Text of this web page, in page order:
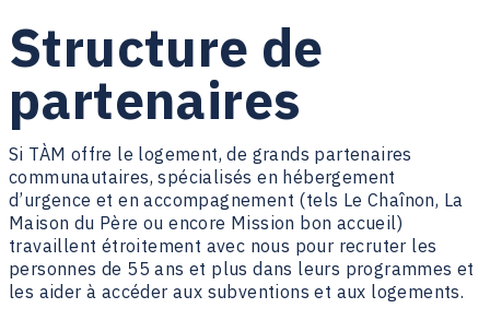
Structure de
partenaires
Si TÀM offre le logement, de grands partenaires
communautaires, spécialisés en hébergement
d’urgence et en accompagnement (tels Le Chaînon, La
Maison du Père ou encore Mission bon accueil)
travaillent étroitement avec nous pour recruter les
personnes de 55 ans et plus dans leurs programmes et
les aider à accéder aux subventions et aux logements.